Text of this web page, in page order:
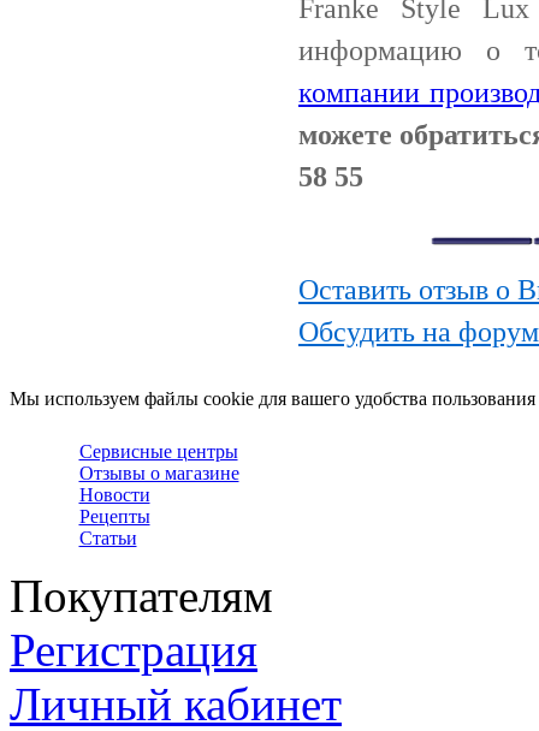
Franke Style
информацию о
компании
можете
58 55
Оставить отзыв о
Обсудить на
Мы используем файлы cookie для вашего удобства
Сервисные центры
Отзывы о магазине
Новости
Рецепты
Статьи
Покупателям
Регистрация
Личный кабинет